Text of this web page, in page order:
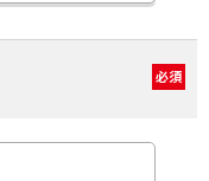
必須